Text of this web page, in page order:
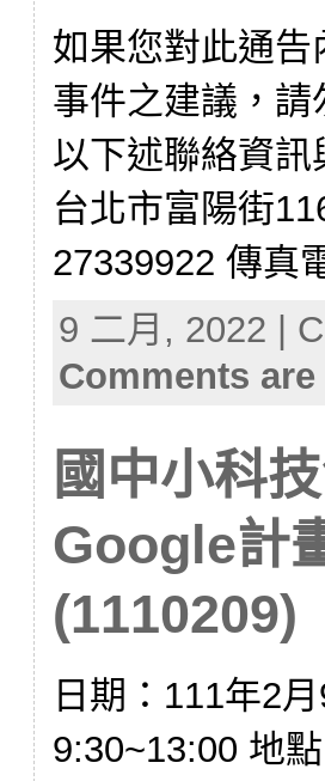
如果您對此通
事件之建議，
以下述聯絡資
台北市富陽街
27339922 傳真
9 二月, 2022 |
Comments
國中小科
Google計
(1110209)
日期：111年2
9:30~13:00 地